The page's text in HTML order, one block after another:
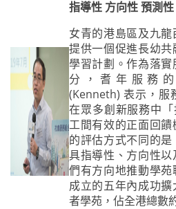
指導性 方向性 預測
女青的港島區及九
提供一個促進長幼
學習計劃。作為落
分，耆年服務
(Kenneth) 表示，服
在眾多創新服務中
工間有效的正面回
的評估方式不同的
具指導性、方向性
們有方向地推動學
成立的五年內成功
者學苑，佔全港總數